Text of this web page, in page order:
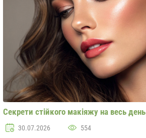
Секрети стійкого макіяжу на весь день
30.07.2026 554